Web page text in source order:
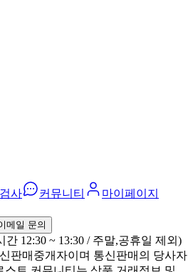
사 커뮤니티
마이페이지
메일 문의
간 12:30 ~ 13:30 / 주말,공휴일 제외)
판매중개자이며 통신판매의 당사자